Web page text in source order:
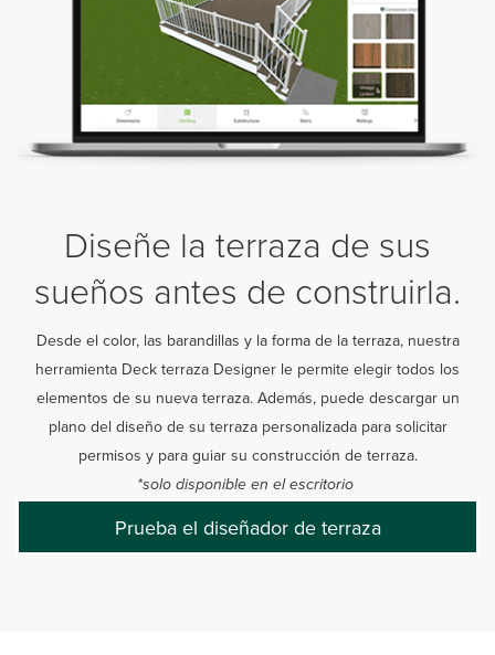
Diseñe la terraza de sus
sueños antes de construirla.
Desde el color, las barandillas y la forma de la terraza, nuestra
herramienta Deck terraza Designer le permite elegir todos los
elementos de su nueva terraza. Además, puede descargar un
plano del diseño de su terraza personalizada para solicitar
permisos y para guiar su construcción de terraza.
*solo disponible en el escritorio
Prueba el diseñador de terraza